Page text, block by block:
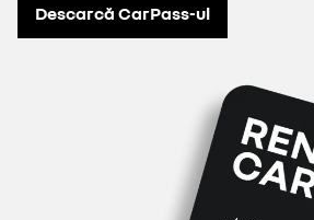
Descarcă CarPass-ul